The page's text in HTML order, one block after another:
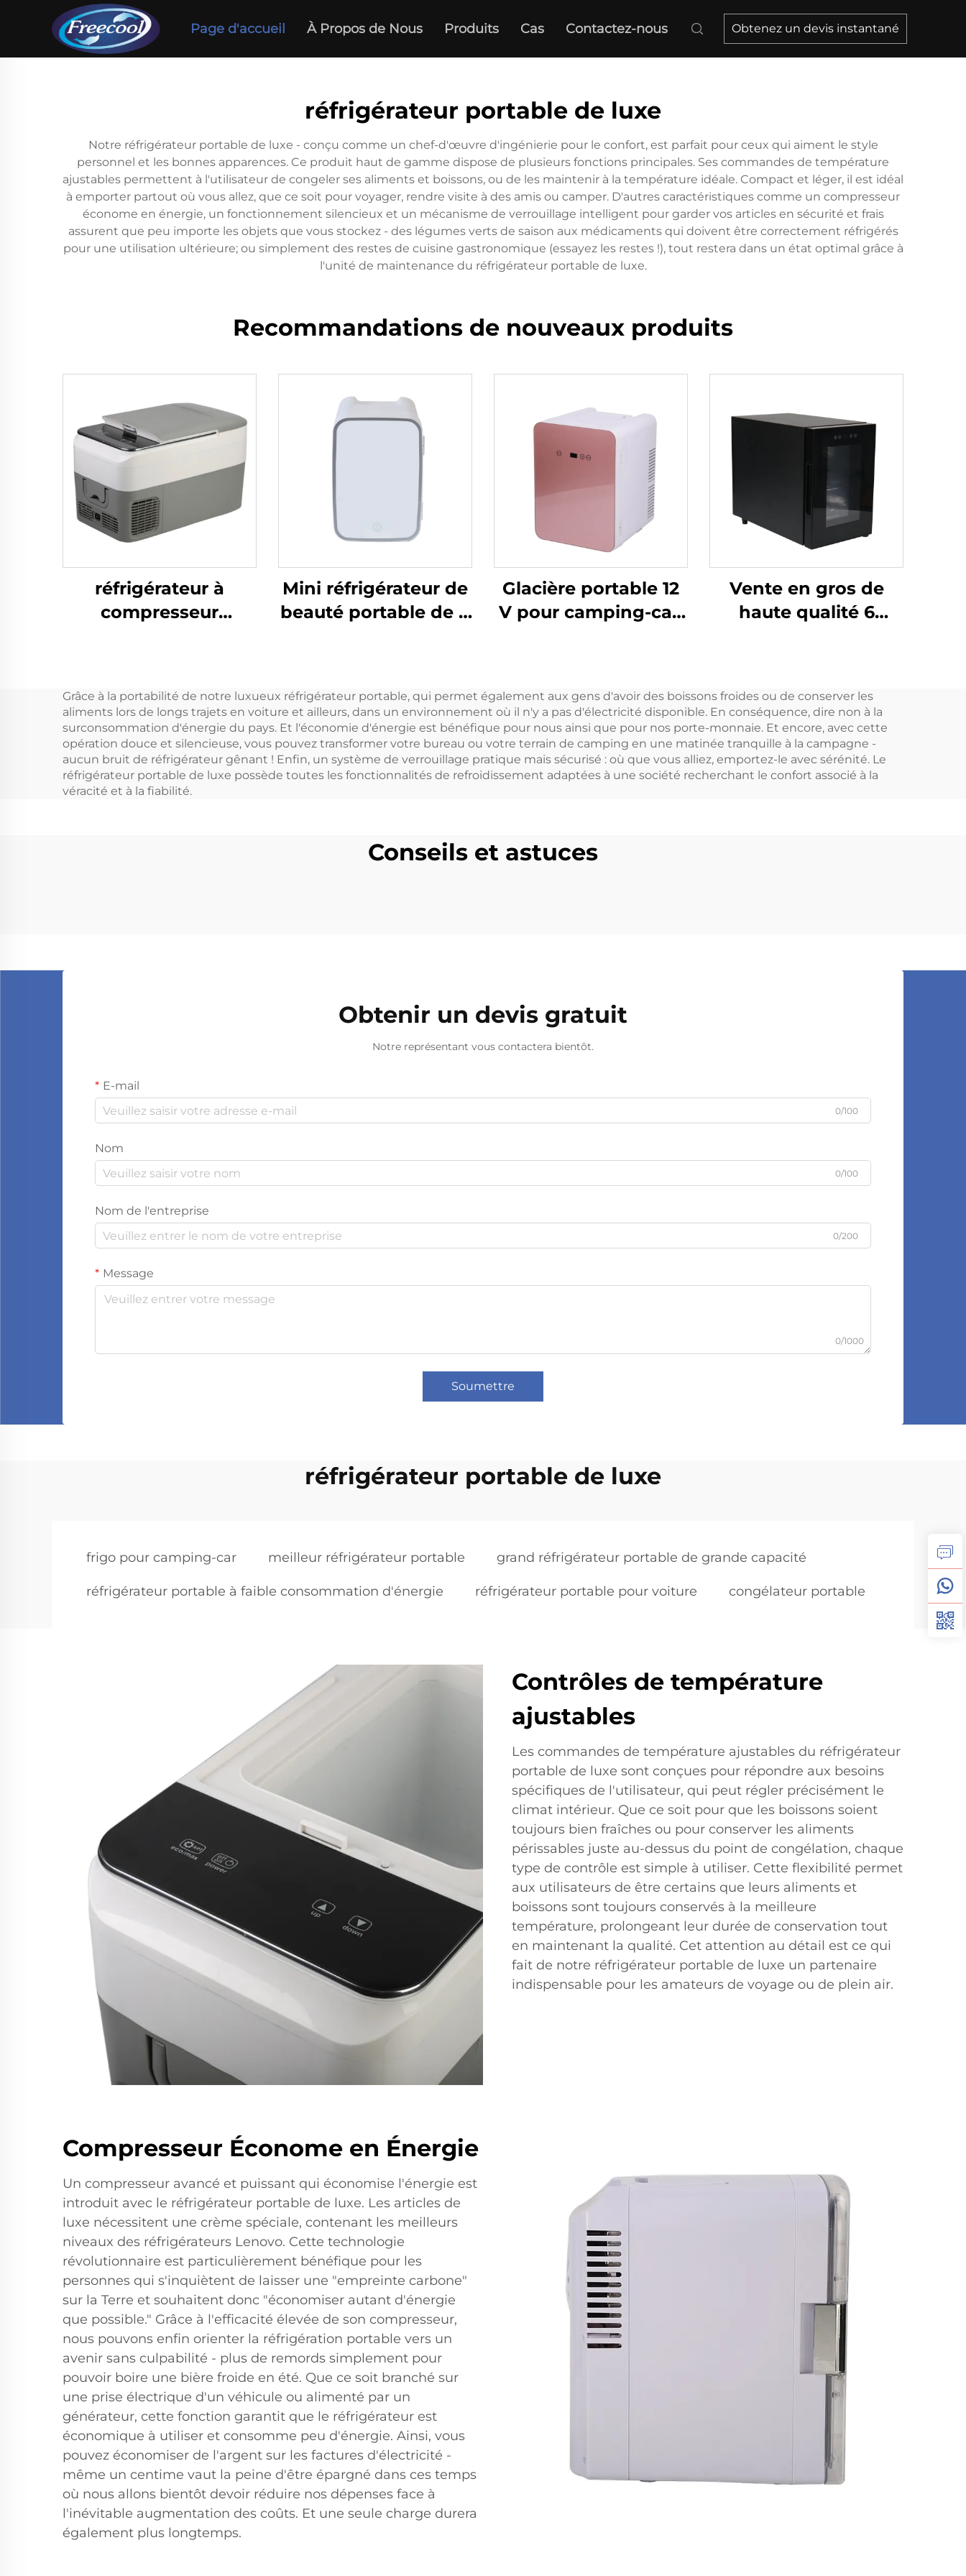
Page d'accueil À Propos de Nous Produits Cas Contactez-nous Obtenez un devis instantané
réfrigérateur portable de luxe
Notre réfrigérateur portable de luxe - conçu comme un chef-d'œuvre d'ingénierie pour le confort, est parfait pour ceux qui aiment le style
personnel et les bonnes apparences. Ce produit haut de gamme dispose de plusieurs fonctions principales. Ses commandes de température
ajustables permettent à l'utilisateur de congeler ses aliments et boissons, ou de les maintenir à la température idéale. Compact et léger, il est idéal
à emporter partout où vous allez, que ce soit pour voyager, rendre visite à des amis ou camper. D'autres caractéristiques comme un compresseur
économe en énergie, un fonctionnement silencieux et un mécanisme de verrouillage intelligent pour garder vos articles en sécurité et frais
assurent que peu importe les objets que vous stockez - des légumes verts de saison aux médicaments qui doivent être correctement réfrigérés
pour une utilisation ultérieure; ou simplement des restes de cuisine gastronomique (essayez les restes !), tout restera dans un état optimal grâce à
l'unité de maintenance du réfrigérateur portable de luxe.
Recommandations de nouveaux produits
réfrigérateur à
compresseur
voiture 12 V pour
camping, camping-
car, voyage –
Glacière de haute
qualité
Mini réfrigérateur de
beauté portable de 4
électrique rouge ou
blanche pour les
soins de la peau ou
l'utilisation dans le
Glacière portable 12
V pour camping-car,
Vente en gros de
haute qualité 6
réfrigérateur à vin
Grâce à la portabilité de notre luxueux réfrigérateur portable, qui permet également aux gens d'avoir des boissons froides ou de conserver les
aliments lors de longs trajets en voiture et ailleurs, dans un environnement où il n'y a pas d'électricité disponible. En conséquence, dire non à la
surconsommation d'énergie du pays. Et l'économie d'énergie est bénéfique pour nous ainsi que pour nos porte-monnaie. Et encore, avec cette
opération douce et silencieuse, vous pouvez transformer votre bureau ou votre terrain de camping en une matinée tranquille à la campagne -
aucun bruit de réfrigérateur gênant ! Enfin, un système de verrouillage pratique mais sécurisé : où que vous alliez, emportez-le avec sérénité. Le
réfrigérateur portable de luxe possède toutes les fonctionnalités de refroidissement adaptées à une société recherchant le confort associé à la
véracité et à la fiabilité.
Conseils et astuces
Obtenir un devis gratuit
Notre représentant vous contactera bientôt.
E-mail
0/100
Nom
0/100
Nom de l'entreprise
0/200
Message
0/1000
Soumettre
réfrigérateur portable de luxe
frigo pour camping-car meilleur réfrigérateur portable grand réfrigérateur portable de grande capacité
réfrigérateur portable à faible consommation d'énergie réfrigérateur portable pour voiture congélateur portable
Contrôles de température
ajustables
Les commandes de température ajustables du réfrigérateur
portable de luxe sont conçues pour répondre aux besoins
spécifiques de l'utilisateur, qui peut régler précisément le
climat intérieur. Que ce soit pour que les boissons soient
toujours bien fraîches ou pour conserver les aliments
périssables juste au-dessus du point de congélation, chaque
type de contrôle est simple à utiliser. Cette flexibilité permet
aux utilisateurs de être certains que leurs aliments et
boissons sont toujours conservés à la meilleure
température, prolongeant leur durée de conservation tout
en maintenant la qualité. Cet attention au détail est ce qui
fait de notre réfrigérateur portable de luxe un partenaire
indispensable pour les amateurs de voyage ou de plein air.
Compresseur Économe en Énergie
Un compresseur avancé et puissant qui économise l'énergie est
introduit avec le réfrigérateur portable de luxe. Les articles de
luxe nécessitent une crème spéciale, contenant les meilleurs
niveaux des réfrigérateurs Lenovo. Cette technologie
révolutionnaire est particulièrement bénéfique pour les
personnes qui s'inquiètent de laisser une "empreinte carbone"
sur la Terre et souhaitent donc "économiser autant d'énergie
que possible." Grâce à l'efficacité élevée de son compresseur,
nous pouvons enfin orienter la réfrigération portable vers un
avenir sans culpabilité - plus de remords simplement pour
pouvoir boire une bière froide en été. Que ce soit branché sur
une prise électrique d'un véhicule ou alimenté par un
générateur, cette fonction garantit que le réfrigérateur est
économique à utiliser et consomme peu d'énergie. Ainsi, vous
pouvez économiser de l'argent sur les factures d'électricité -
même un centime vaut la peine d'être épargné dans ces temps
où nous allons bientôt devoir réduire nos dépenses face à
l'inévitable augmentation des coûts. Et une seule charge durera
également plus longtemps.